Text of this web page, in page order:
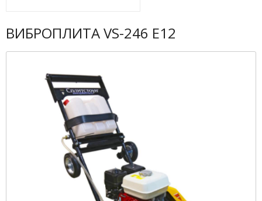
ВИБРОПЛИТА VS-246 Е12